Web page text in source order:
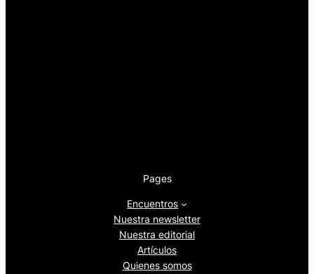
Pages
Encuentros
Nuestra newsletter
Nuestra editorial
Artículos
Quienes somos